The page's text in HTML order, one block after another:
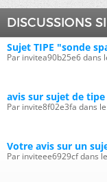
DISCUSSIONS
Sujet TIPE "sonde
Par invitea90b25e6 dans
avis sur sujet de tipe
Par invite8f02e3fa dans
Votre avis sur un
Par inviteee6929cf dans